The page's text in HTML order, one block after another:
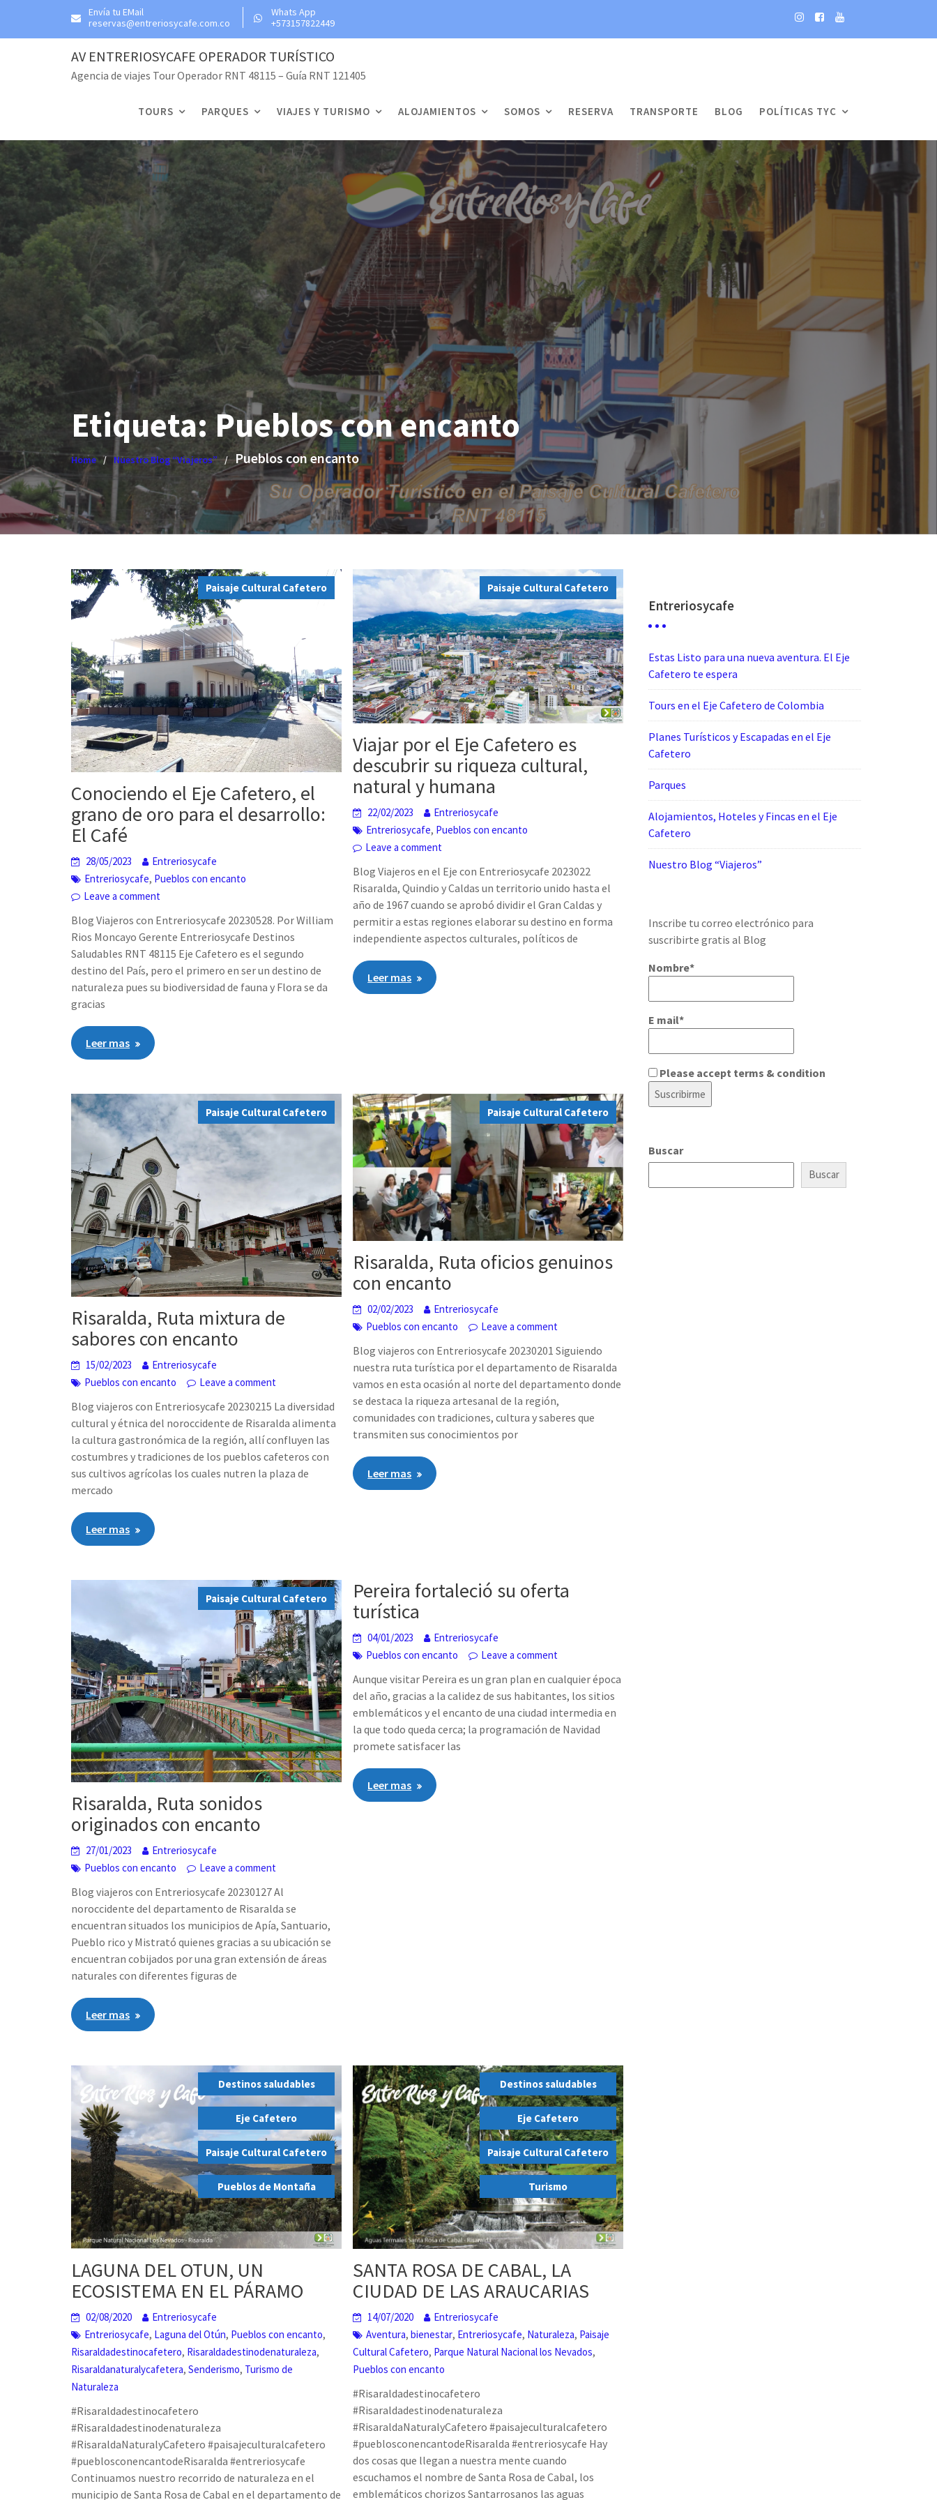
content
Envía tu EMail
reservas@entreriosycafe.com.co
Whats App
+573157822449
AV ENTRERIOSYCAFE OPERADOR TURÍSTICO
Agencia de viajes Tour Operador RNT 48115 – Guía RNT 121405
TOURS PARQUES VIAJES Y TURISMO ALOJAMIENTOS SOMOS RESERVA TRANSPORTE BLOG POLÍTICAS TYC
Etiqueta:Pueblos con encanto
Home Nuestro Blog “Viajeros” Pueblos con encanto
Paisaje Cultural Cafetero
Conociendo el Eje Cafetero, el
grano de oro para el desarrollo:
El Café
28/05/2023
Entreriosycafe
Entreriosycafe, Pueblos con encanto
Leave a comment
Blog Viajeros con Entreriosycafe 20230528. Por William
Rios Moncayo Gerente Entreriosycafe Destinos
Saludables RNT 48115 Eje Cafetero es el segundo
destino del País, pero el primero en ser un destino de
naturaleza pues su biodiversidad de fauna y Flora se da
gracias
Leer mas
Paisaje Cultural Cafetero
Viajar por el Eje Cafetero es
descubrir su riqueza cultural,
natural y humana
22/02/2023
Entreriosycafe
Entreriosycafe, Pueblos con encanto
Leave a comment
Blog Viajeros en el Eje con Entreriosycafe 2023022
Risaralda, Quindio y Caldas un territorio unido hasta el
año de 1967 cuando se aprobó dividir el Gran Caldas y
permitir a estas regiones elaborar su destino en forma
independiente aspectos culturales, políticos de
Leer mas
Paisaje Cultural Cafetero
Risaralda, Ruta mixtura de
sabores con encanto
15/02/2023
Entreriosycafe
Pueblos con encanto
Leave a comment
Blog viajeros con Entreriosycafe 20230215 La diversidad
cultural y étnica del noroccidente de Risaralda alimenta
la cultura gastronómica de la región, allí confluyen las
costumbres y tradiciones de los pueblos cafeteros con
sus cultivos agrícolas los cuales nutren la plaza de
mercado
Leer mas
Paisaje Cultural Cafetero
Risaralda, Ruta oficios genuinos
con encanto
02/02/2023
Entreriosycafe
Pueblos con encanto
Leave a comment
Blog viajeros con Entreriosycafe 20230201 Siguiendo
nuestra ruta turística por el departamento de Risaralda
vamos en esta ocasión al norte del departamento donde
se destaca la riqueza artesanal de la región,
comunidades con tradiciones, cultura y saberes que
transmiten sus conocimientos por
Leer mas
Paisaje Cultural Cafetero
Risaralda, Ruta sonidos
originados con encanto
27/01/2023
Entreriosycafe
Pueblos con encanto
Leave a comment
Blog viajeros con Entreriosycafe 20230127 Al
noroccidente del departamento de Risaralda se
encuentran situados los municipios de Apía, Santuario,
Pueblo rico y Mistrató quienes gracias a su ubicación se
encuentran cobijados por una gran extensión de áreas
naturales con diferentes figuras de
Leer mas
Pereira fortaleció su oferta
turística
04/01/2023
Entreriosycafe
Pueblos con encanto
Leave a comment
Aunque visitar Pereira es un gran plan en cualquier época
del año, gracias a la calidez de sus habitantes, los sitios
emblemáticos y el encanto de una ciudad intermedia en
la que todo queda cerca; la programación de Navidad
promete satisfacer las
Leer mas
Destinos saludables
,
Eje Cafetero
,
Paisaje Cultural Cafetero
,
Pueblos de Montaña
LAGUNA DEL OTUN, UN
ECOSISTEMA EN EL PÁRAMO
02/08/2020
Entreriosycafe
Entreriosycafe, Laguna del Otún, Pueblos con encanto,
Risaraldadestinocafetero, Risaraldadestinodenaturaleza,
Risaraldanaturalycafetera,Senderismo, Turismo de
Naturaleza
#Risaraldadestinocafetero
#Risaraldadestinodenaturaleza
#RisaraldaNaturalyCafetero #paisajeculturalcafetero
#pueblosconencantodeRisaralda #entreriosycafe
Continuamos nuestro recorrido de naturaleza en el
municipio de Santa Rosa de Cabal en el departamento de
Destinos saludables
,
Eje Cafetero
,
Paisaje Cultural Cafetero
,
Turismo
SANTA ROSA DE CABAL, LA
CIUDAD DE LAS ARAUCARIAS
14/07/2020
Entreriosycafe
Aventura,bienestar, Entreriosycafe, Naturaleza, Paisaje
Cultural Cafetero, Parque Natural Nacional los Nevados,
Pueblos con encanto
#Risaraldadestinocafetero
#Risaraldadestinodenaturaleza
#RisaraldaNaturalyCafetero #paisajeculturalcafetero
#pueblosconencantodeRisaralda #entreriosycafe Hay
dos cosas que llegan a nuestra mente cuando
escuchamos el nombre de Santa Rosa de Cabal, los
emblemáticos chorizos Santarrosanos las aguas
Entreriosycafe
Estas Listo para una nueva aventura. El Eje
Cafetero te espera
Tours en el Eje Cafetero de Colombia
Planes Turísticos y Escapadas en el Eje
Cafetero
Parques
Alojamientos, Hoteles y Fincas en el Eje
Cafetero
Nuestro Blog “Viajeros”
Inscribe tu correo electrónico para
suscribirte gratis al Blog
Nombre*
E mail*
Please accept terms & condition
Buscar
Buscar